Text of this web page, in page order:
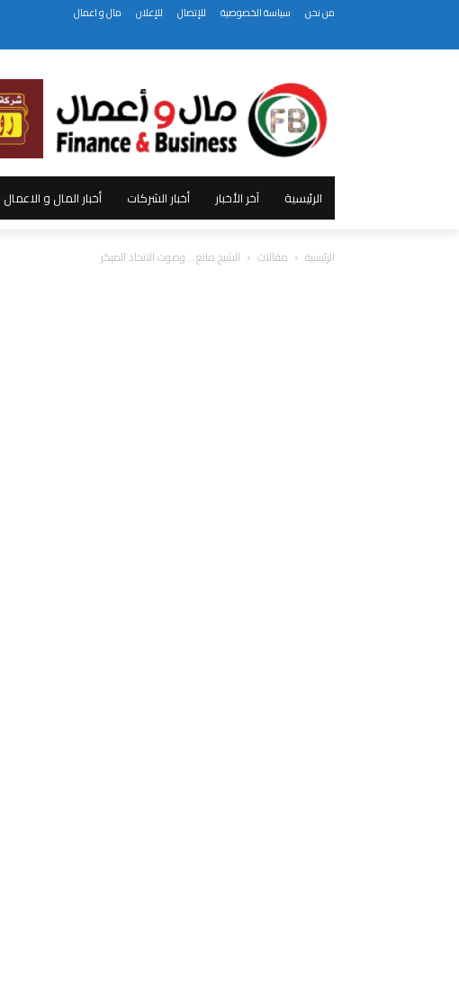
مال و اعمال للإعلان للإتصال سياسة الخصوصية من نحن
الرئيسية آخر الأخبار أخبار الشركات أخبار المال و الاعمال
الرئيسية مقالات الشيخ مانع… وصوت الاتحاد المبكر